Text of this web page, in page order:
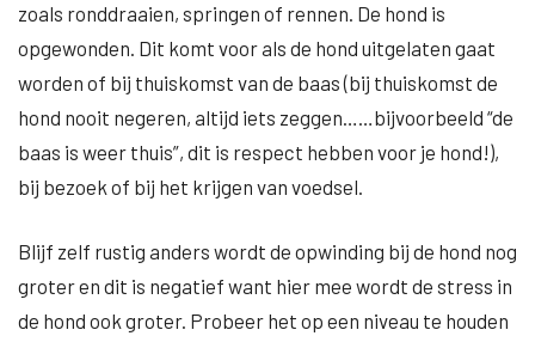
zoals ronddraaien, springen of rennen. De hond is
opgewonden. Dit komt voor als de hond uitgelaten gaat
worden of bij thuiskomst van de baas (bij thuiskomst de
hond nooit negeren, altijd iets zeggen……bijvoorbeeld “de
baas is weer thuis”, dit is respect hebben voor je hond!),
bij bezoek of bij het krijgen van voedsel.
Blijf zelf rustig anders wordt de opwinding bij de hond nog
groter en dit is negatief want hier mee wordt de stress in
de hond ook groter. Probeer het op een niveau te houden